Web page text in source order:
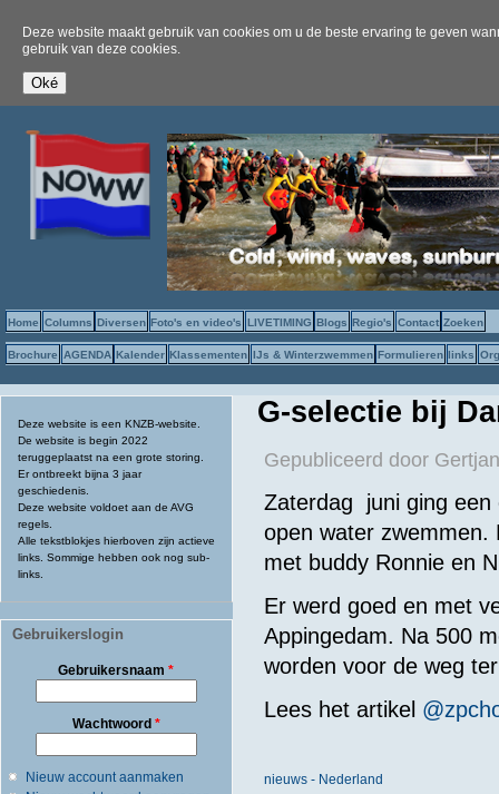
Deze website maakt gebruik van cookies om u de beste ervaring te geven
gebruik van deze cookies.
Home Columns Diversen Foto's en video's LIVETIMING Blogs Regio's Contact Zoeken
Brochure AGENDA Kalender Klassementen IJs & Winterzwemmen Formulieren links
Deze website is een KNZB-website.
De website is begin 2022
teruggeplaatst na een grote storing.
Er ontbreekt bijna 3 jaar
geschiedenis.
Deze website voldoet aan de AVG
regels.
Alle tekstblokjes hierboven zijn actieve
links. Sommige hebben ook nog sub-
links.
Gebruikerslogin
Gebruikersnaam*
Wachtwoord *
Nieuw account aanmaken
G-selectie bij
Gepubliceerd door
Zaterdag juni ging een
open water zwemmen.
met buddy Ronnie en
Er werd goed en met
Appingedam. Na 500
worden voor de weg
Lees het artikel
nieuws - Nederland